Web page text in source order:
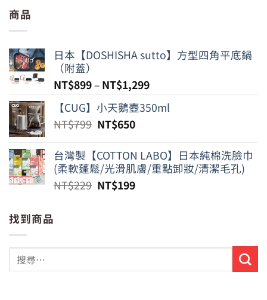
商品
日本【DOSHISHA sutto】方型四角平底鍋
（附蓋）
NT$899– NT$1,299
【CUG】小天鵝壺350ml
NT$799 原
價
格：
NT$799。
NT$650目
價
格：
NT$650。
台灣製【COTTON LABO】日本純棉洗臉巾
(柔軟蓬鬆/光滑肌膚/重點卸妝/清潔毛孔)
NT$229 原
NT$199目
找到商品